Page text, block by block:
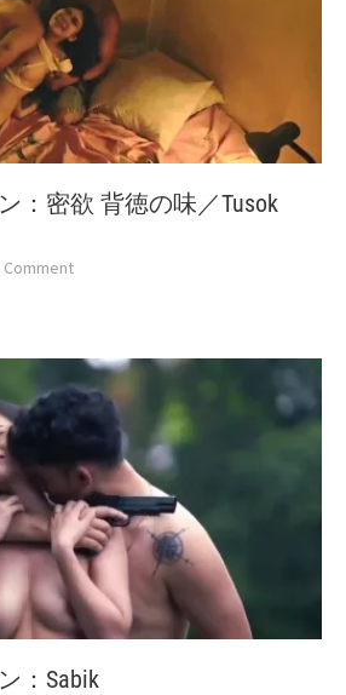
：密欲 背徳の味／Tusok
Comment
：Sabik